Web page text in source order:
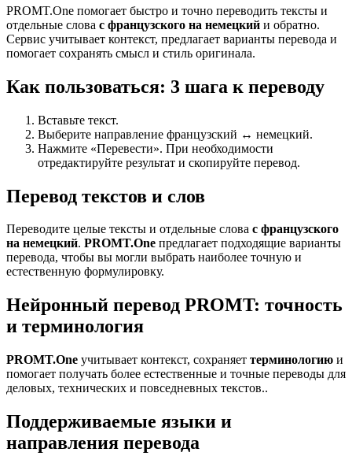
PROMT.One помогает быстро и точно переводить тексты и
отдельные слова с французского на немецкий и обратно.
Сервис учитывает контекст, предлагает варианты перевода и
помогает сохранять смысл и стиль оригинала.
Как пользоваться: 3 шага к переводу
Вставьте текст.
Выберите направление французский ↔ немецкий.
Нажмите «Перевести». При необходимости
отредактируйте результат и скопируйте перевод.
Перевод текстов и слов
Переводите целые тексты и отдельные слова с французского
на немецкий. PROMT.One предлагает подходящие варианты
перевода, чтобы вы могли выбрать наиболее точную и
естественную формулировку.
Нейронный перевод PROMT: точность
и терминология
PROMT.One учитывает контекст, сохраняет терминологию и
помогает получать более естественные и точные переводы для
деловых, технических и повседневных текстов..
Поддерживаемые языки и
направления перевода